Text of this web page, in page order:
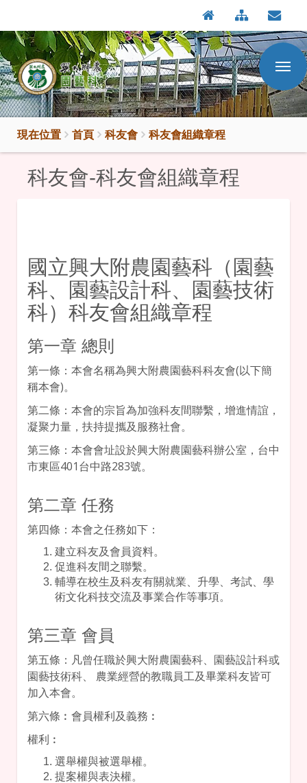
到
主
要
內
容
區
現在位置 首頁 科友會 科友會組織章程
科友會-科友會組織章程
國立興大附農園藝科（園藝
科、園藝設計科、園藝技術
科）科友會組織章程
第一章 總則
第一條：本會名稱為興大附農園藝科科友會(以下簡
稱本會)。
第二條：本會的宗旨為加強科友間聯繫，增進情誼，
凝聚力量，扶持提攜及服務社會。
第三條：本會會址設於興大附農園藝科辦公室，台中
市東區401台中路283號。
第二章 任務
第四條：本會之任務如下：
建立科友及會員資料。
促進科友間之聯繫。
輔導在校生及科友有關就業、升學、考試、學
術文化科技交流及事業合作等事項。
第三章 會員
第五條：凡曾任職於興大附農園藝科、園藝設計科或
園藝技術科、 農業經營的教職員工及畢業科友皆可
加入本會。
第六條︰會員權利及義務︰
權利︰
選舉權與被選舉權。
提案權與表決權。